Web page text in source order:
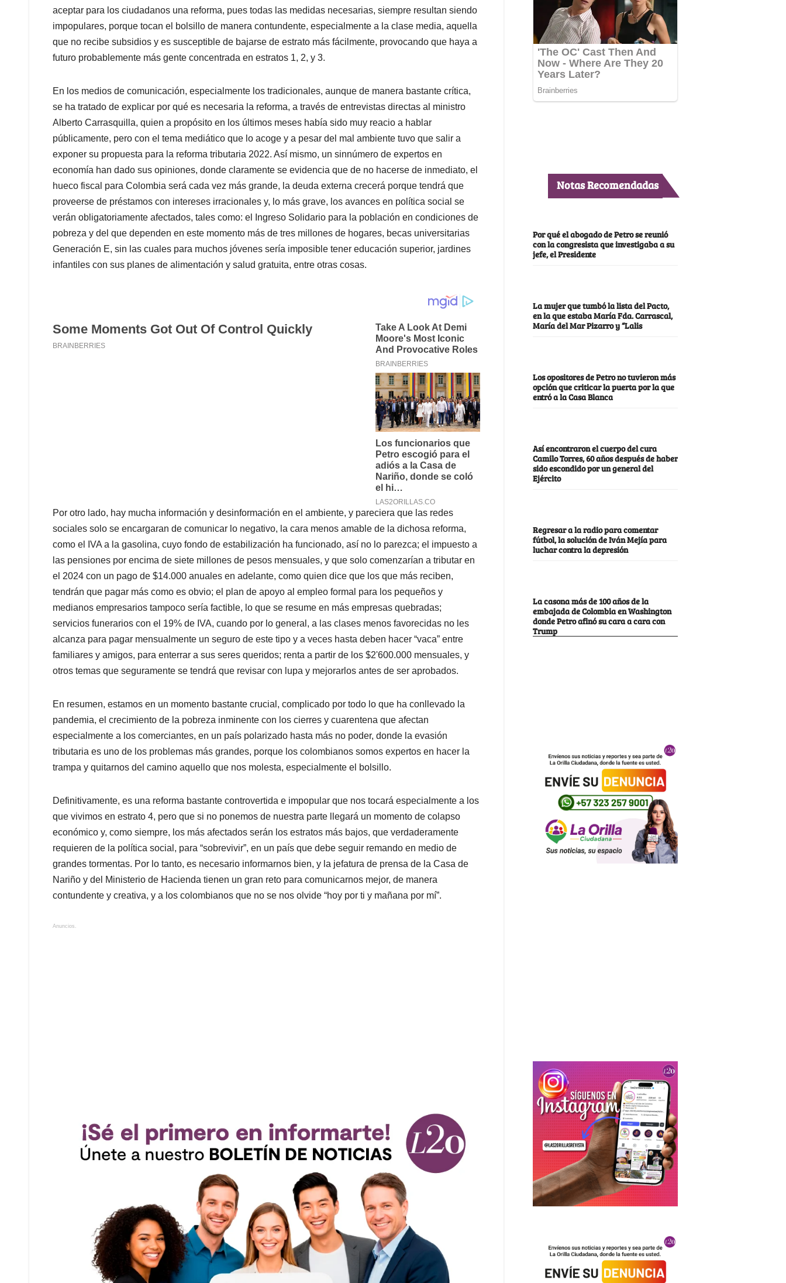
aceptar para los ciudadanos una reforma, pues todas las medidas necesarias, siempre resultan siendo
impopulares, porque tocan el bolsillo de manera contundente, especialmente a la clase media, aquella
que no recibe subsidios y es susceptible de bajarse de estrato más fácilmente, provocando que haya a
futuro probablemente más gente concentrada en estratos 1, 2, y 3.
En los medios de comunicación, especialmente los tradicionales, aunque de manera bastante crítica,
se ha tratado de explicar por qué es necesaria la reforma, a través de entrevistas directas al ministro
Alberto Carrasquilla, quien a propósito en los últimos meses había sido muy reacio a hablar
públicamente, pero con el tema mediático que lo acoge y a pesar del mal ambiente tuvo que salir a
exponer su propuesta para la reforma tributaria 2022. Así mismo, un sinnúmero de expertos en
economía han dado sus opiniones, donde claramente se evidencia que de no hacerse de inmediato, el
hueco fiscal para Colombia será cada vez más grande, la deuda externa crecerá porque tendrá que
proveerse de préstamos con intereses irracionales y, lo más grave, los avances en política social se
verán obligatoriamente afectados, tales como: el Ingreso Solidario para la población en condiciones de
pobreza y del que dependen en este momento más de tres millones de hogares, becas universitarias
Generación E, sin las cuales para muchos jóvenes sería imposible tener educación superior, jardines
infantiles con sus planes de alimentación y salud gratuita, entre otras cosas.
Por otro lado, hay mucha información y desinformación en el ambiente, y pareciera que las redes
sociales solo se encargaran de comunicar lo negativo, la cara menos amable de la dichosa reforma,
como el IVA a la gasolina, cuyo fondo de estabilización ha funcionado, así no lo parezca; el impuesto a
las pensiones por encima de siete millones de pesos mensuales, y que solo comenzarían a tributar en
el 2024 con un pago de $14.000 anuales en adelante, como quien dice que los que más reciben,
tendrán que pagar más como es obvio; el plan de apoyo al empleo formal para los pequeños y
medianos empresarios tampoco sería factible, lo que se resume en más empresas quebradas;
servicios funerarios con el 19% de IVA, cuando por lo general, a las clases menos favorecidas no les
alcanza para pagar mensualmente un seguro de este tipo y a veces hasta deben hacer “vaca” entre
familiares y amigos, para enterrar a sus seres queridos; renta a partir de los $2'600.000 mensuales, y
otros temas que seguramente se tendrá que revisar con lupa y mejorarlos antes de ser aprobados.
En resumen, estamos en un momento bastante crucial, complicado por todo lo que ha conllevado la
pandemia, el crecimiento de la pobreza inminente con los cierres y cuarentena que afectan
especialmente a los comerciantes, en un país polarizado hasta más no poder, donde la evasión
tributaria es uno de los problemas más grandes, porque los colombianos somos expertos en hacer la
trampa y quitarnos del camino aquello que nos molesta, especialmente el bolsillo.
Definitivamente, es una reforma bastante controvertida e impopular que nos tocará especialmente a los
que vivimos en estrato 4, pero que si no ponemos de nuestra parte llegará un momento de colapso
económico y, como siempre, los más afectados serán los estratos más bajos, que verdaderamente
requieren de la política social, para “sobrevivir”, en un país que debe seguir remando en medio de
grandes tormentas. Por lo tanto, es necesario informarnos bien, y la jefatura de prensa de la Casa de
Nariño y del Ministerio de Hacienda tienen un gran reto para comunicarnos mejor, de manera
contundente y creativa, y a los colombianos que no se nos olvide “hoy por ti y mañana por mí”.
Anuncios.
Notas Recomendadas
Por qué el abogado de Petro se reunió
con la congresista que investigaba a su
jefe, el Presidente
La mujer que tumbó la lista del Pacto,
en la que estaba María Fda. Carrascal,
María del Mar Pizarro y “Lalis
Los opositores de Petro no tuvieron más
opción que criticar la puerta por la que
entró a la Casa Blanca
Así encontraron el cuerpo del cura
Camilo Torres, 60 años después de haber
sido escondido por un general del
Ejército
Regresar a la radio para comentar
fútbol, la solución de Iván Mejía para
luchar contra la depresión
La casona más de 100 años de la
embajada de Colombia en Washington
donde Petro afinó su cara a cara con
Trump